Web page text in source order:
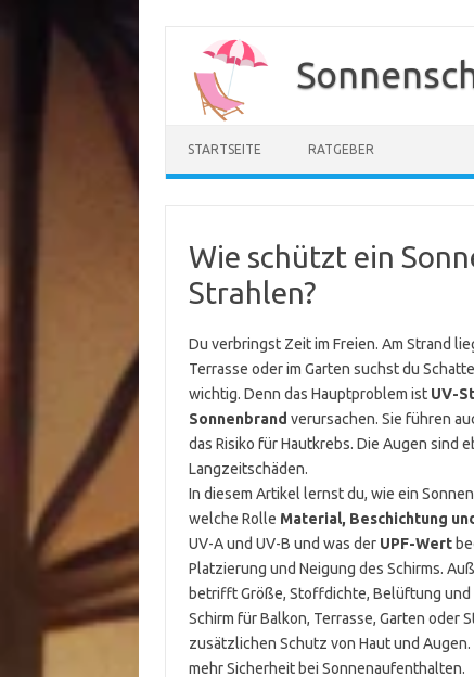
springen
STARTSEITE RATGEBER
Wie schützt ein
Strahlen?
Du verbringst Zeit im Freien. Am Strand
Terrasse oder im Garten suchst du
wichtig. Denn das Hauptproblem ist UV-
Sonnenbrand verursachen. Sie führen
das Risiko für Hautkrebs. Die Augen
Langzeitschäden.
In diesem Artikel lernst du, wie ein
welche Rolle Material, Beschichtung
UV-A und UV-B und was der UPF-Wert
Platzierung und Neigung des Schirms.
betrifft Größe, Stoffdichte, Belüftung und
Schirm für Balkon, Terrasse, Garten oder
zusätzlichen Schutz von Haut und
mehr Sicherheit bei Sonnenaufenthalten.